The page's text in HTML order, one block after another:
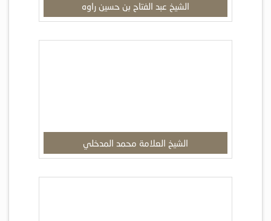
الشيخ عبد الفتاح بن حسين راوه
الشيخ العلامة محمد المدخلي